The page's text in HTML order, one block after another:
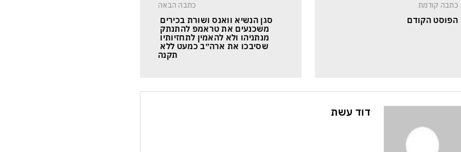
כתבה קודמת
הפוסט הקודם
כתבה הבאה
סגן הנשיא וואנס ושורת בכירים
משכנעים את טראמפ להתנתק
מנתניהו ולא להאמין לתחזיותיו
שסיבכו את ארה״ב כמעט ללא
תקנה
דוד עשת